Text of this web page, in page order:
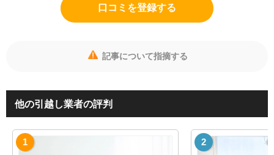
口コミを登録する
記事について指摘する
他の引越し業者の評判